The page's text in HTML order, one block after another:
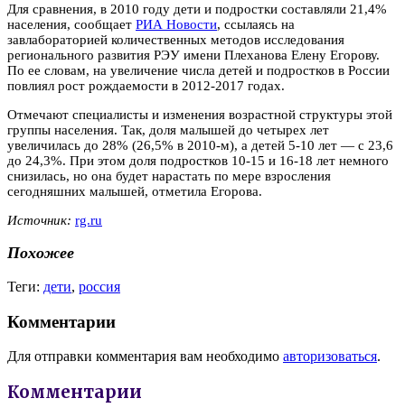
Для сравнения, в 2010 году дети и подростки составляли 21,4%
населения, сообщает РИА Новости, ссылаясь на
завлабораторией количественных методов исследования
регионального развития РЭУ имени Плеханова Елену Егорову.
По ее словам, на увеличение числа детей и подростков в России
повлиял рост рождаемости в 2012-2017 годах.
Отмечают специалисты и изменения возрастной структуры этой
группы населения. Так, доля малышей до четырех лет
увеличилась до 28% (26,5% в 2010-м), а детей 5-10 лет — с 23,6
до 24,3%. При этом доля подростков 10-15 и 16-18 лет немного
снизилась, но она будет нарастать по мере взросления
сегодняшних малышей, отметила Егорова.
Источник: rg.ru
Похожее
Теги: дети, россия
Комментарии
Для отправки комментария вам необходимо авторизоваться.
Комментарии